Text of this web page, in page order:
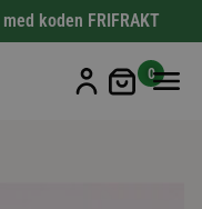
koden FRIFRAKT
Min
0